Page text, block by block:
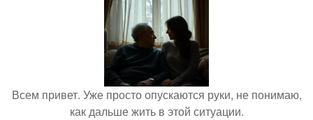
Всем привет. Уже просто опускаются руки, не понимаю,
как дальше жить в этой ситуации.